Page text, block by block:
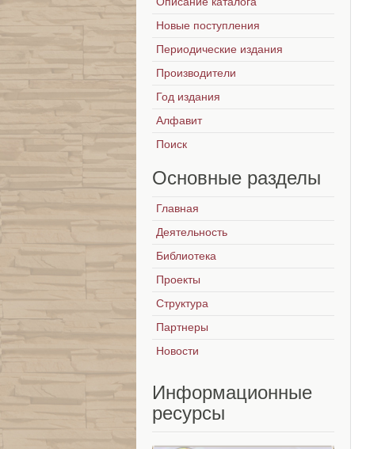
Новые поступления
Периодические издания
Производители
Год издания
Алфавит
Поиск
Основные разделы
Главная
Деятельность
Библиотека
Проекты
Структура
Партнеры
Новости
Информационные
ресурсы